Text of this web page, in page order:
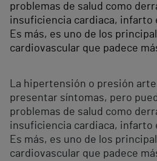
problemas de salud como
insuficiencia cardiaca, infarto
Es más, es uno de los
cardiovascular que padece
La hipertensión o presión
presentar síntomas, pero
problemas de salud como
insuficiencia cardiaca, infarto
Es más, es uno de los
cardiovascular que padece